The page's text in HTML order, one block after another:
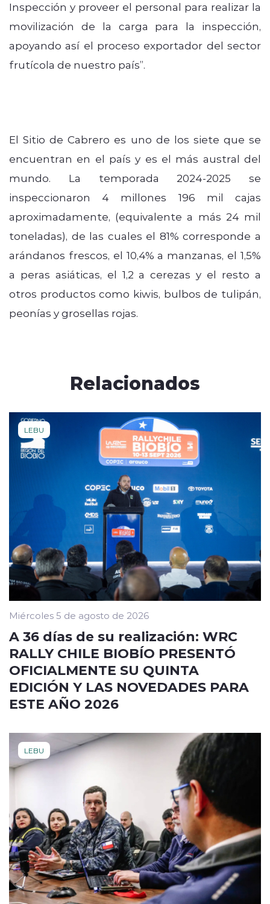
Inspección y proveer el personal para realizar la
movilización de la carga para la inspección,
apoyando así el proceso exportador del sector
frutícola de nuestro país”.
El Sitio de Cabrero es uno de los siete que se
encuentran en el país y es el más austral del
mundo. La temporada 2024-2025 se
inspeccionaron 4 millones 196 mil cajas
aproximadamente, (equivalente a más 24 mil
toneladas), de las cuales el 81% corresponde a
arándanos frescos, el 10,4% a manzanas, el 1,5%
a peras asiáticas, el 1,2 a cerezas y el resto a
otros productos como kiwis, bulbos de tulipán,
peonías y grosellas rojas.
Relacionados
LEBU
Miércoles 5 de agosto de 2026
A 36 días de su realización: WRC
RALLY CHILE BIOBÍO PRESENTÓ
OFICIALMENTE SU QUINTA
EDICIÓN Y LAS NOVEDADES PARA
ESTE AÑO 2026
LEBU